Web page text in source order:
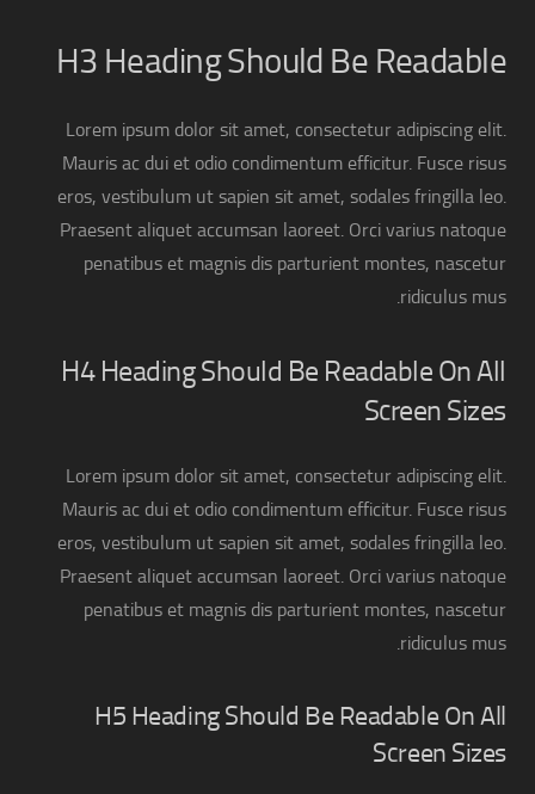
H3 Heading Should Be Readable
Lorem ipsum dolor sit amet, consectetur adipiscing elit.
Mauris ac dui et odio condimentum efficitur. Fusce risus
eros, vestibulum ut sapien sit amet, sodales fringilla leo.
Praesent aliquet accumsan laoreet. Orci varius natoque
penatibus et magnis dis parturient montes, nascetur
ridiculus mus.
H4 Heading Should Be Readable On All
Screen Sizes
Lorem ipsum dolor sit amet, consectetur adipiscing elit.
Mauris ac dui et odio condimentum efficitur. Fusce risus
eros, vestibulum ut sapien sit amet, sodales fringilla leo.
Praesent aliquet accumsan laoreet. Orci varius natoque
penatibus et magnis dis parturient montes, nascetur
ridiculus mus.
H5 Heading Should Be Readable On All
Screen Sizes